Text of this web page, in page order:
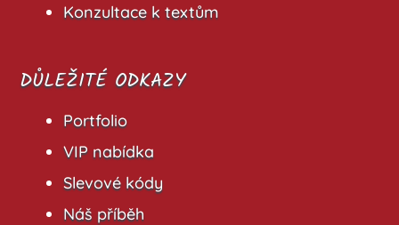
Konzultace k textům
DŮLEŽITÉ ODKAZY
Portfolio
VIP nabídka
Slevové kódy
Náš příběh